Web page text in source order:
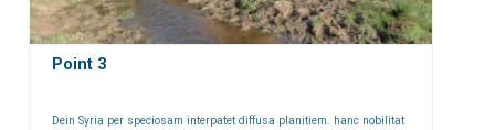
Point 3
Dein Syria per speciosam interpatet diffusa planitiem. hanc nobilitat